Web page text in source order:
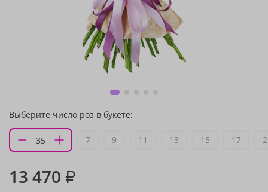
Выберите число роз в букете:
7 9 11 13 15 17
13 470 ₽